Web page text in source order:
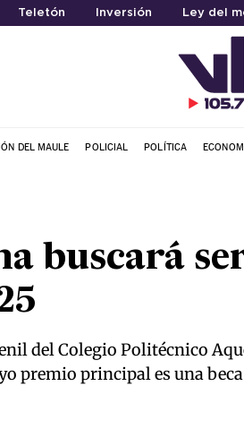
Teletón Inversión Ley del
DEL MAULE POLICIAL POLÍTICA
buscará
del Colegio Politécnico
premio principal es una